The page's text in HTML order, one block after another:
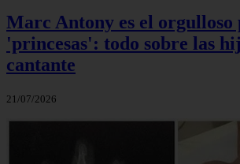
Marc Antony es el orgulloso
'princesas': todo sobre las
cantante
21/07/2026